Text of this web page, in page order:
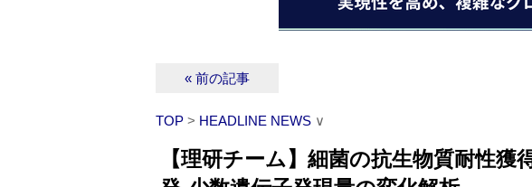
« 前の記事
TOP > HEADLINE NEWS ∨
【理研チーム】細菌の抗生物質耐性獲